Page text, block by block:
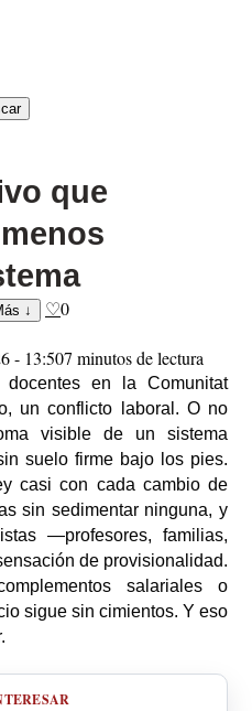
que
↓ ♡0
- 13:507 minutos de lectura
en la Comunitat
un conflicto laboral. O no
visible de un sistema
suelo firme bajo los pies.
casi con cada cambio de
sin sedimentar ninguna, y
—profesores, familias,
de provisionalidad.
salariales o
sigue sin cimientos. Y eso